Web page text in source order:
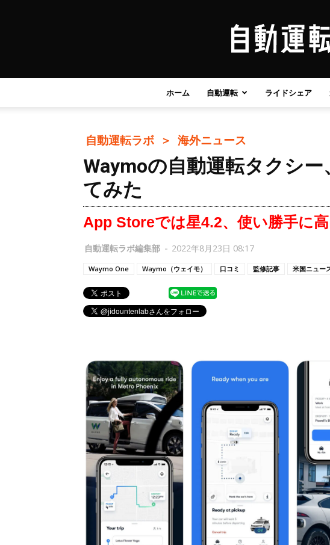
ホーム 自動運転 ライドシェア
自動運転ラボ ＞ 海外ニュース
Waymoの自動運転タクシ
てみた
App Storeでは星4.2、使い勝手に
自動運転ラボ編集部 - 2022年8月23日 08:17
Waymo One Waymo（ウェイモ） 口コミ 監修記事 米国ニュー